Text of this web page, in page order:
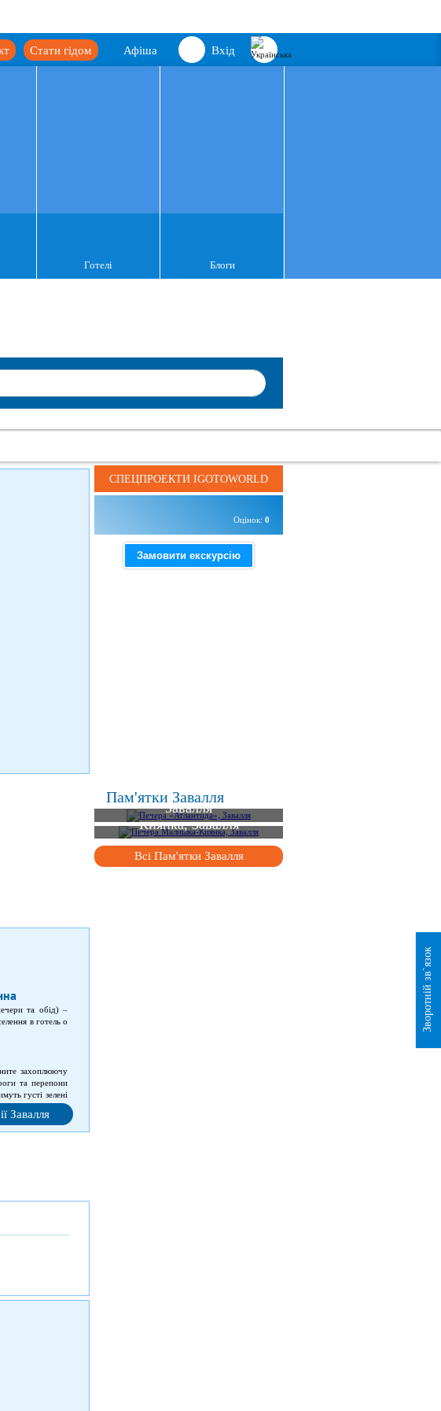
Вхід
Афіша
Стати гідом
Готелі Блоги
та обід) –
в готель о
захоплюючу
та перепони
густі зелені
Завалля
СПЕЦПРОЕКТИ IGOTOWORLD
Оцінок: 0
Замовити екскурсію
Пам'ятки Завалля
Печера «Атлантида»,
Завалля
Печера Малишка-
Киянка, Завалля
Всі Пам'ятки Завалля
Зворотній зв`язок